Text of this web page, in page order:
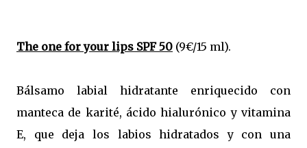
The one for your lips SPF 50 (9€/15 ml).
Bálsamo labial hidratante enriquecido con
manteca de karité, ácido hialurónico y vitamina
E, que deja los labios hidratados y con una